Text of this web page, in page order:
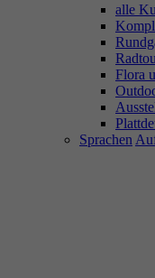
alle
Flora
Sprachen